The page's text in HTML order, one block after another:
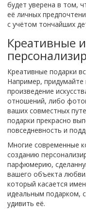
будет уверена в том,
её личных
с учётом тончайших
Креативные и
Креативные подарки
Например, придумайте
произведение
отношений, либо
ваших совместных
подарки прекрасно
повседневность и
Многие современные
созданию
парфюмерию,
вашего объекта
который касается
идеальным подарком,
удивить её.